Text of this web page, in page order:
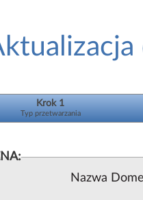
Krok 1
Typ przetwarzania
Nazwa